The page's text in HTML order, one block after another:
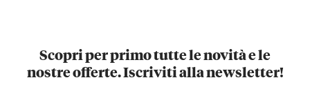
Scopri per primo tutte le novità e le
nostre offerte. Iscriviti alla newsletter!